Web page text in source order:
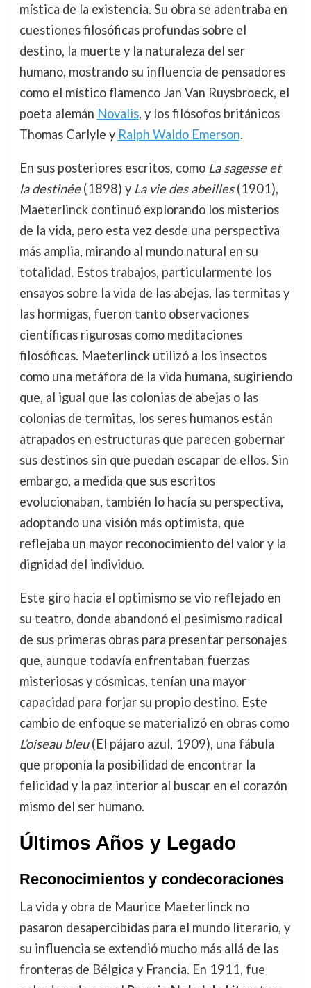
mística de la existencia. Su obra se adentraba en
cuestiones filosóficas profundas sobre el
destino, la muerte y la naturaleza del ser
humano, mostrando su influencia de pensadores
como el místico flamenco Jan Van Ruysbroeck, el
poeta alemán Novalis, y los filósofos británicos
Thomas Carlyle y Ralph Waldo Emerson.
En sus posteriores escritos, como La sagesse et
la destinée(1898) y La vie des abeilles(1901),
Maeterlinck continuó explorando los misterios
de la vida, pero esta vez desde una perspectiva
más amplia, mirando al mundo natural en su
totalidad. Estos trabajos, particularmente los
ensayos sobre la vida de las abejas, las termitas y
las hormigas, fueron tanto observaciones
científicas rigurosas como meditaciones
filosóficas. Maeterlinck utilizó a los insectos
como una metáfora de la vida humana, sugiriendo
que, al igual que las colonias de abejas o las
colonias de termitas, los seres humanos están
atrapados en estructuras que parecen gobernar
sus destinos sin que puedan escapar de ellos. Sin
embargo, a medida que sus escritos
evolucionaban, también lo hacía su perspectiva,
adoptando una visión más optimista, que
reflejaba un mayor reconocimiento del valor y la
dignidad del individuo.
Este giro hacia el optimismo se vio reflejado en
su teatro, donde abandonó el pesimismo radical
de sus primeras obras para presentar personajes
que, aunque todavía enfrentaban fuerzas
misteriosas y cósmicas, tenían una mayor
capacidad para forjar su propio destino. Este
cambio de enfoque se materializó en obras como
L’oiseau bleu(El pájaro azul, 1909), una fábula
que proponía la posibilidad de encontrar la
felicidad y la paz interior al buscar en el corazón
mismo del ser humano.
Últimos Años y Legado
Reconocimientos y condecoraciones
La vida y obra de Maurice Maeterlinck no
pasaron desapercibidas para el mundo literario, y
su influencia se extendió mucho más allá de las
fronteras de Bélgica y Francia. En 1911, fue